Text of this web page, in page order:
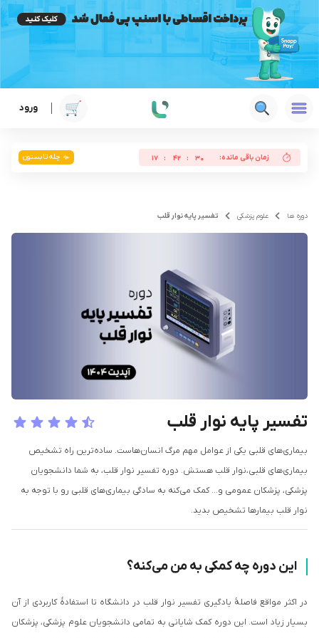
ورود
زمان باقی مانده: 30
:
42
:
17 چله تابستون
دوره ها علوم پزشکی تفسیر پایه نوار قلب
تفسیر پایه نوار قلب
بیماری‌های قلبی یکی از عوامل مهم مرگ انسان‌هاست. ساده‌ترین راه تشخیص
بیماری‌های قلبی،نوار قلب هستش. دوره تفسیر نوار قلب‌، به شما دانشجویان
پزشکی، پزشکان عمومی و... کمک می‌کنه به سادگی بیماری‌های قلبی رو با توجه به
نوار قلب بیمارها تشخیص بدید.
این دوره چه کمکی به من می‌کنه؟
در اکثر مواقع فاصلۀ یادگیری تفسیر نوار قلب در دانشگاه تا استفادۀ کاربردی از آن
بسیار زیاد است. این دوره کمک شایانی به تمامی دانشجویان علوم پزشکی، پزشکان